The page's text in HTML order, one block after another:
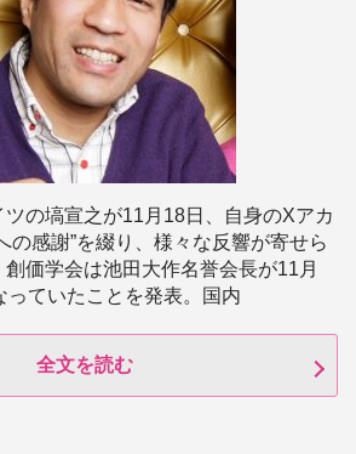
の塙宣之が11月18日、自身のXアカ
の感謝”を綴り、様々な反響が寄せら
価学会は池田大作名誉会長が11月
っていたことを発表。国内
全文を読む